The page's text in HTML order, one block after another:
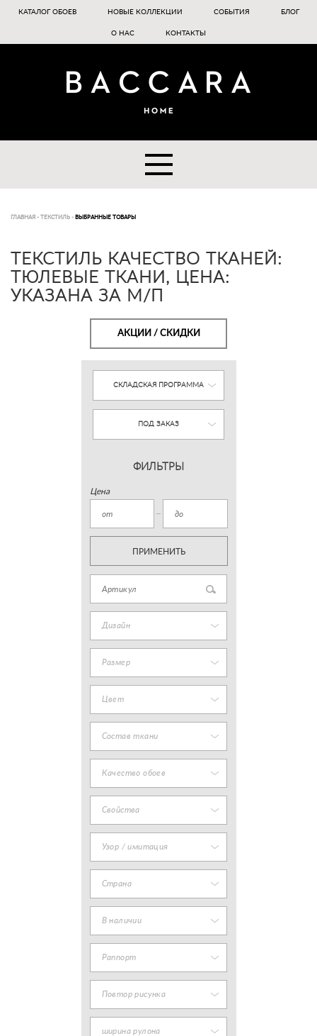
КАТАЛОГ ОБОЕВ НОВЫЕ КОЛЛЕКЦИИ СОБЫТИЯ БЛОГ
О НАС КОНТАКТЫ
ГЛАВНАЯ - ТЕКСТИЛЬ - ВЫБРАННЫЕ ТОВАРЫ
ТЕКСТИЛЬ КАЧЕСТВО ТКАНЕЙ:
ТЮЛЕВЫЕ ТКАНИ, ЦЕНА:
УКАЗАНА ЗА М/П
АКЦИИ / СКИДКИ
СКЛАДСКАЯ ПРОГРАММА
ПОД ЗАКАЗ
ФИЛЬТРЫ
Цена
ПРИМЕНИТЬ
Дизайн
Размер
Цвет
Состав ткани
Качество обоев
Свойства
Узор / имитация
Страна
В наличии
Раппорт
Повтор рисунка
ширина рулона